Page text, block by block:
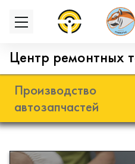
Центр ремонтных
Производство
автозапчастей